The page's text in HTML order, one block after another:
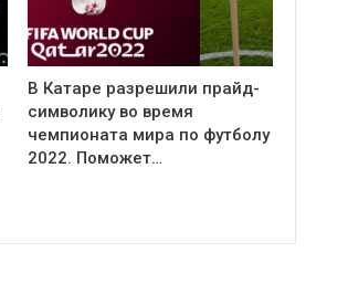
В Катаре разрешили прайд-
символику во время
чемпионата мира по футболу
2022. Поможет…